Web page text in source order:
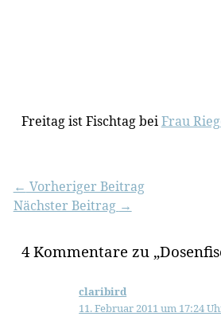
Freitag ist Fischtag beiFrau
← Vorheriger Beitrag
Nächster Beitrag →
4 Kommentare zu
claribird
11. Februar 2011 um 17:24